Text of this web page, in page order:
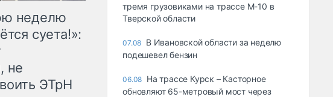
неделю
суета!»:
не
ЭТрН
тремя грузовиками на трассе М-10 в
Тверской области
07.08 В Ивановской области за неделю
подешевел бензин
06.08 На трассе Курск – Касторное
обновляют 65-метровый мост через